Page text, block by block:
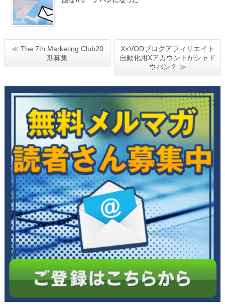
≪ The 7th Marketing Club20
期募集
X×VODブログアフィリエイト
自動化用Xアカウントがシャド
ウバン？ ≫